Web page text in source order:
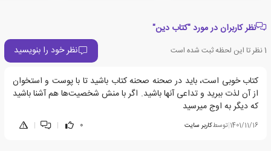
نظر کاربران در مورد "کتاب دین"
1نظر تا این لحظه ثبت شده است نظر خود را بنویسید
کتاب خوبی است، باید در صحنه صحنه کتاب باشید تا با پوست و استخوان
از آن لذت ببرید و تداعی آنها باشید. اگر با منش شخصیت‌ها هم آشنا باشید
که دیگر به اوج میرسید
1401/11/16
|توسطکاربر سایت 0
|
|